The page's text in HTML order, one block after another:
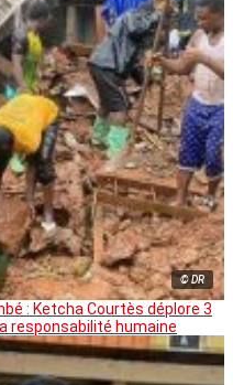
© DR
: Ketcha Courtès déplore 3
responsabilité humaine